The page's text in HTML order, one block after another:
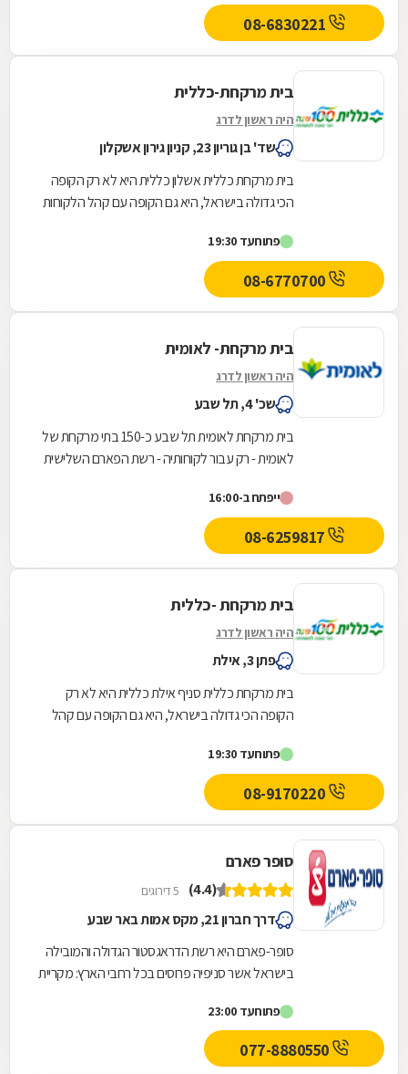
בית מרקחת-כללית
היה ראשון לדרג
שד' בן גוריון 23, קניון גירון אשקלון
בית מרקחת כללית אשלון כללית היא לא רק הקופה
הכי גדולה בישראל, היא גם הקופה עם קהל הלקוחות
שירות...
פתוחעד 19:30
08-6770700
בית מרקחת- לאומית
היה ראשון לדרג
שכ' 4, תל שבע
בית מרקחת לאומית תל שבע כ-150 בתי מרקחת של
לאומית - רק עבור לקוחותיה - רשת הפארם השלישית
ייפתח ב-16:00
08-6259817
בית מרקחת -כללית
היה ראשון לדרג
פתן 3, אילת
בית מרקחת כללית סניף אילת כללית היא לא רק
הקופה הכי גדולה בישראל, היא גם הקופה עם קהל
גאים לתת...
פתוחעד 19:30
סופר פארם
(4.4) 5 דירוגים
דרך חברון 21, מקס אמות באר שבע
סופר-פארם היא רשת הדראגסטור הגדולה והמובילה
בישראל אשר סניפיה פרוסים בכל רחבי הארץ: מקריית
פתוחעד 23:00